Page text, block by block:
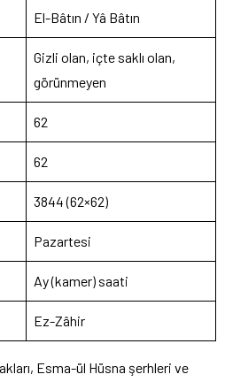
El-Bâtın / Yâ Bâtın
Gizli olan, içte saklı olan,
görünmeyen
62
62
3844 (62×62)
Pazartesi
Ay (kamer) saati
Ez-Zâhir
Esma-ül Hüsna şerhleri ve